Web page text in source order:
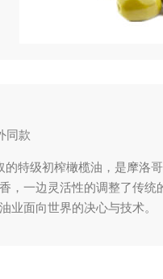
同款
的特级初榨橄榄油，是摩洛
，一边灵活性的调整了传
业面向世界的决心与技术。